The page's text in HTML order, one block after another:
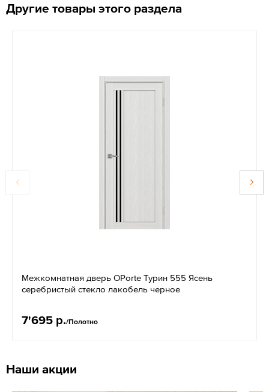
Другие товары этого раздела
Межкомнатная дверь OPorte Турин 555 Ясень
серебристый стекло лакобель черное
7'695 р./Полотно
Наши акции